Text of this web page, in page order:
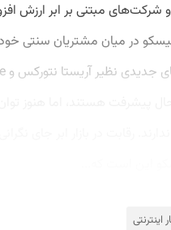
مبتنی بر ابر ارزش
در میان مشتریان سنتی